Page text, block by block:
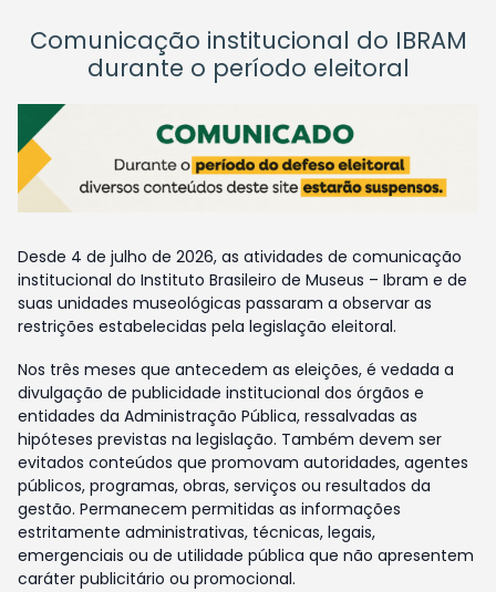
Comunicação institucional do IBRAM
durante o período eleitoral
Desde 4 de julho de 2026, as atividades de comunicação
institucional do Instituto Brasileiro de Museus – Ibram e de
suas unidades museológicas passaram a observar as
restrições estabelecidas pela legislação eleitoral.
Nos três meses que antecedem as eleições, é vedada a
divulgação de publicidade institucional dos órgãos e
entidades da Administração Pública, ressalvadas as
hipóteses previstas na legislação. Também devem ser
evitados conteúdos que promovam autoridades, agentes
públicos, programas, obras, serviços ou resultados da
gestão. Permanecem permitidas as informações
estritamente administrativas, técnicas, legais,
emergenciais ou de utilidade pública que não apresentem
caráter publicitário ou promocional.